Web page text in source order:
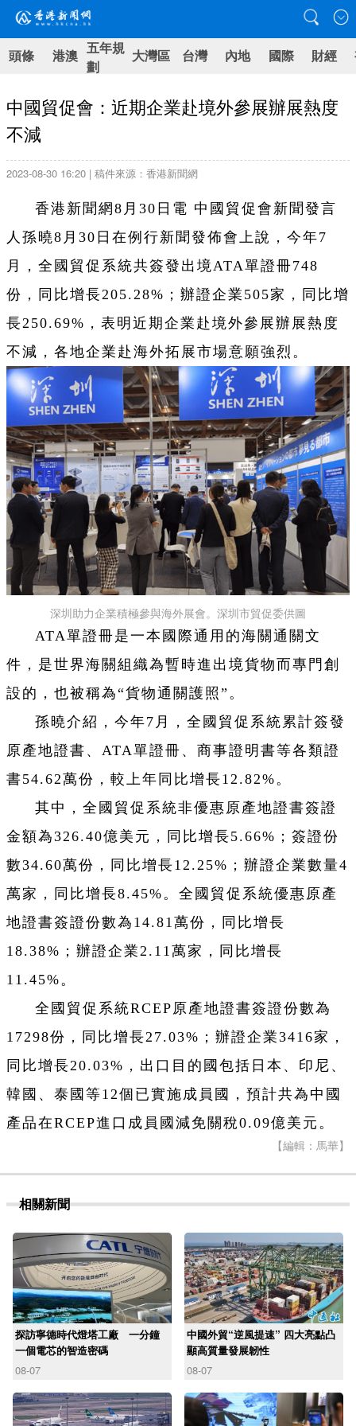
頭條 港澳 五年規
劃
大灣區 台灣 內地 國際 財經
中國貿促會：近期企業赴境外參展辦展熱度
不減
2023-08-30 16:20 | 稿件來源：香港新聞網
香港新聞網8月30日電 中國貿促會新聞發言
人孫曉8月30日在例行新聞發佈會上說，今年7
月，全國貿促系統共簽發出境ATA單證冊748
份，同比增長205.28%；辦證企業505家，同比增
長250.69%，表明近期企業赴境外參展辦展熱度
不減，各地企業赴海外拓展市場意願強烈。
深圳助力企業積極參與海外展會。深圳市貿促委供圖
ATA單證冊是一本國際通用的海關通關文
件，是世界海關組織為暫時進出境貨物而專門創
設的，也被稱為“貨物通關護照”。
孫曉介紹，今年7月，全國貿促系統累計簽發
原產地證書、ATA單證冊、商事證明書等各類證
書54.62萬份，較上年同比增長12.82%。
其中，全國貿促系統非優惠原產地證書簽證
金額為326.40億美元，同比增長5.66%；簽證份
數34.60萬份，同比增長12.25%；辦證企業數量4
萬家，同比增長8.45%。全國貿促系統優惠原產
地證書簽證份數為14.81萬份，同比增長
18.38%；辦證企業2.11萬家，同比增長
11.45%。
全國貿促系統RCEP原產地證書簽證份數為
17298份，同比增長27.03%；辦證企業3416家，
同比增長20.03%，出口目的國包括日本、印尼、
韓國、泰國等12個已實施成員國，預計共為中國
產品在RCEP進口成員國減免關稅0.09億美元。
【編輯：馬華】
相關新聞
探訪寧德時代燈塔工廠 一分鐘
一個電芯的智造密碼
08-07
中國外貿“逆風提速” 四大亮點凸
顯高質量發展韌性
08-07